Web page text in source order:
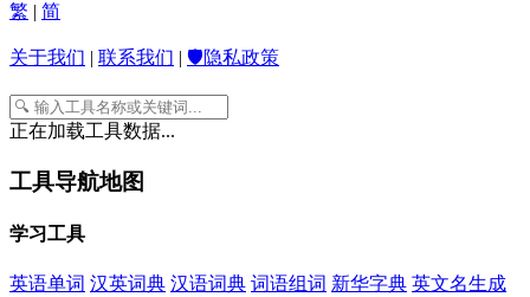
繁 | 简
关于我们 | 联系我们 | 🛡️隐私政策
正在加载工具数据...
工具导航地图
学习工具
英语单词 汉英词典 汉语词典 词语组词 新华字典 英文名生成